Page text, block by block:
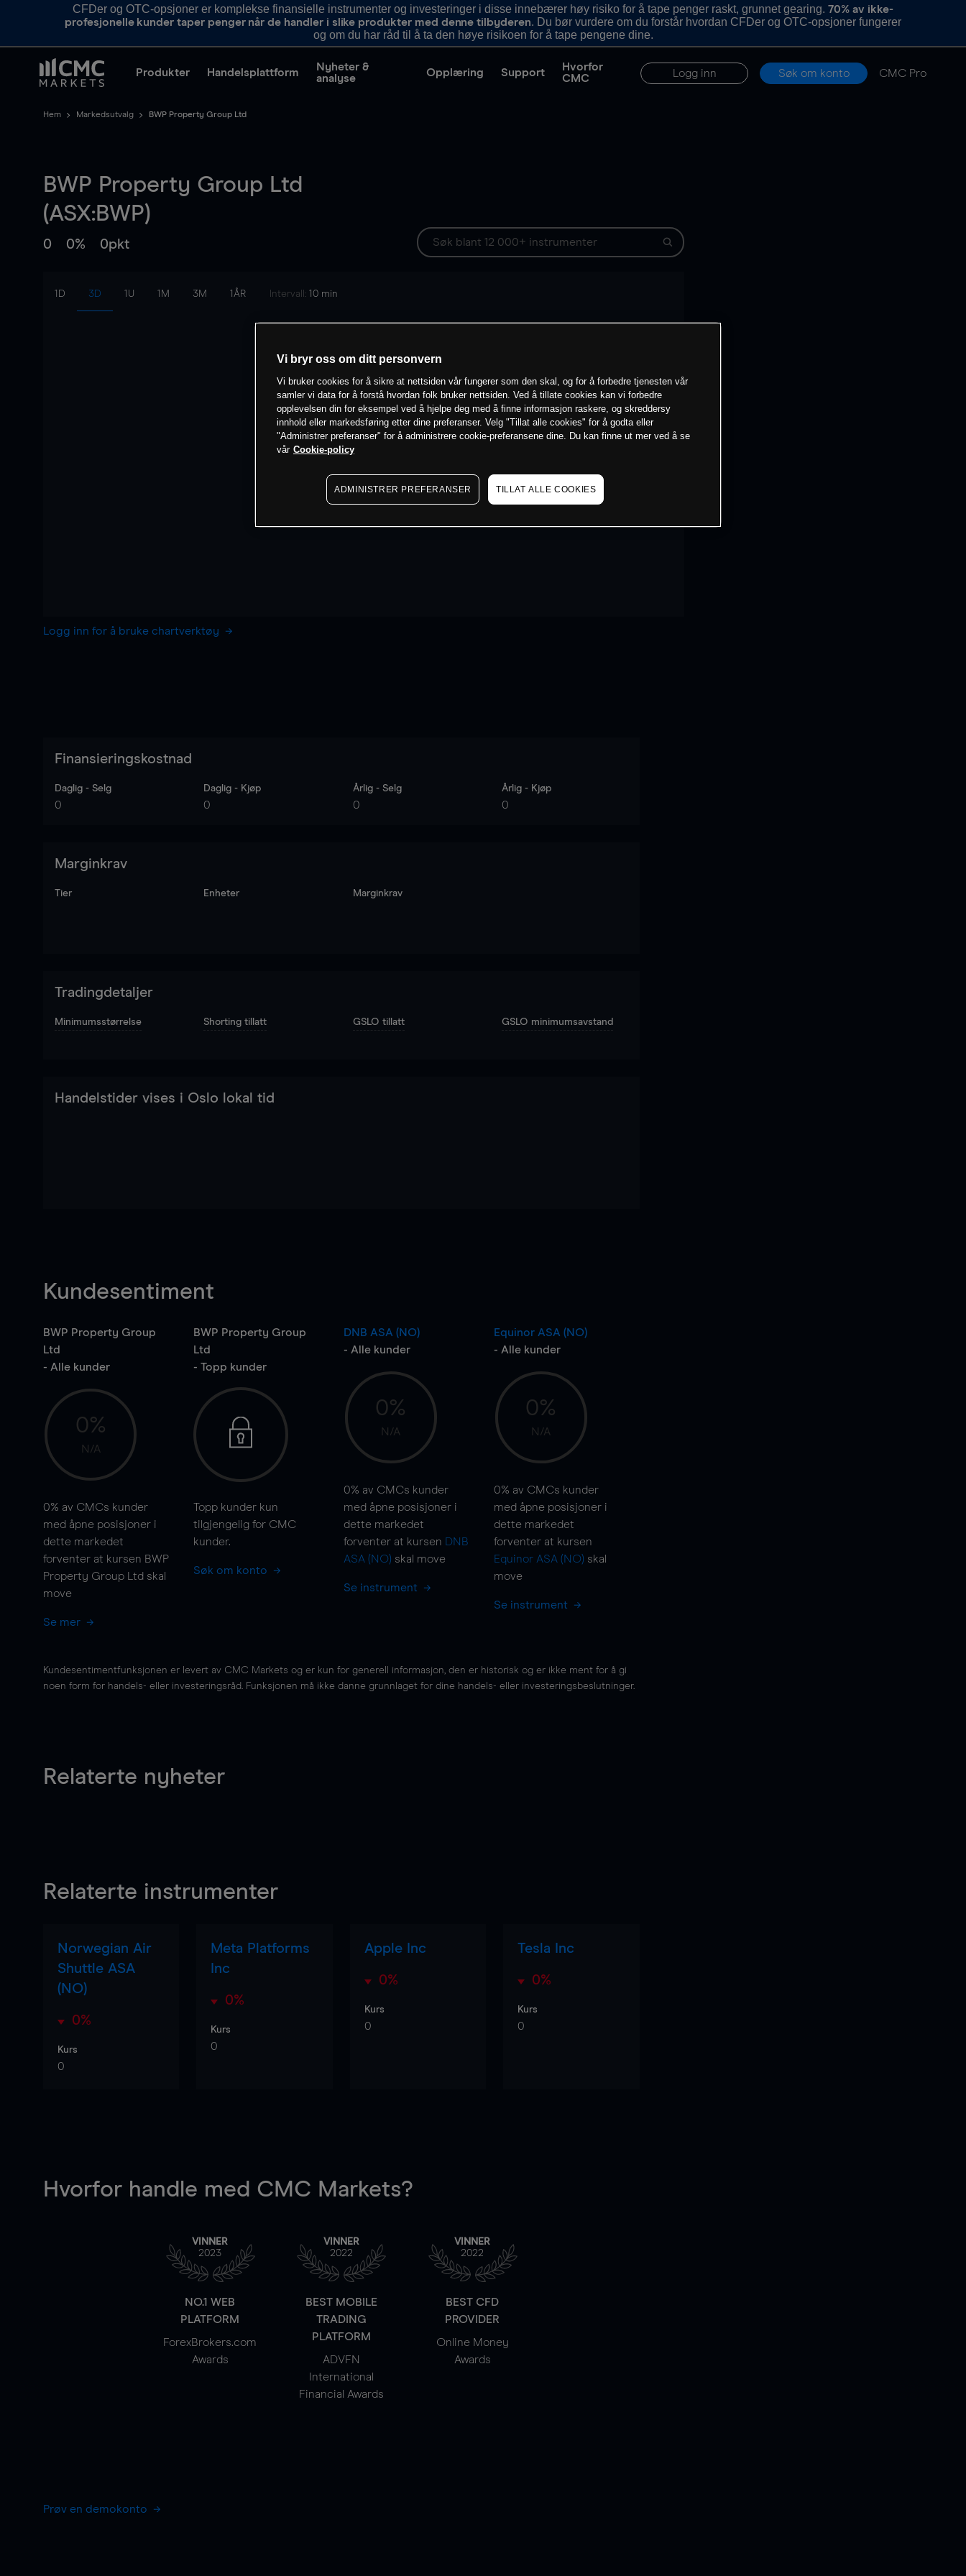
CFDer og OTC-opsjoner er komplekse finansielle instrumenter og investeringer i disse innebærer høy risiko for å tape penger raskt, grunnet gearing.70% av ikke-
profesjonelle kunder taper penger når de handler i slike produkter med denne tilbyderen. Du bør vurdere om du forstår hvordan CFDer og OTC-opsjoner fungerer
og om du har råd til å ta den høye risikoen for å tape pengene dine.
Produkter Handelsplattform
Nyheter &
analyse
Opplæring Support
Hvorfor
CMC
Logg inn Søk om konto CMC Pro
Hem Markedsutvalg BWP Property Group Ltd
BWP Property Group Ltd
(ASX:BWP)
0 0% 0pkt
1D 3D 1U 1M 3M 1ÅR Intervall: 10 min
Logg inn for å bruke chartverktøy
Finansieringskostnad
Daglig - Selg
0
Daglig - Kjøp
0
Årlig - Selg
0
Årlig - Kjøp
0
Marginkrav
Tier Enheter Marginkrav
Tradingdetaljer
Minimumsstørrelse Shorting tillatt GSLO tillatt GSLO minimumsavstand
Handelstider vises i Oslo lokal tid
Kundesentiment
BWP Property Group
Ltd
- Alle kunder
0%
N/A
0% av CMCs kunder
med åpne posisjoner i
dette markedet
forventer at kursen BWP
Property Group Ltd skal
move
Se mer
BWP Property Group
Ltd
- Topp kunder
Topp kunder kun
tilgjengelig for CMC
kunder.
Søk om konto
DNB ASA (NO)
- Alle kunder
0%
N/A
0% av CMCs kunder
med åpne posisjoner i
dette markedet
forventer at kursen DNB
ASA (NO) skal move
Se instrument
Equinor ASA (NO)
- Alle kunder
0%
N/A
0% av CMCs kunder
med åpne posisjoner i
dette markedet
forventer at kursen
Equinor ASA (NO) skal
move
Se instrument
Kundesentimentfunksjonen er levert av CMC Markets og er kun for generell informasjon, den er historisk og er ikke ment for å gi
noen form for handels- eller investeringsråd. Funksjonen må ikke danne grunnlaget for dine handels- eller investeringsbeslutninger.
Relaterte nyheter
Relaterte instrumenter
Norwegian Air
Shuttle ASA
(NO)
0%
Kurs
0
Meta Platforms
Inc
0%
Kurs
0
Apple Inc
0%
Kurs
0
Tesla Inc
0%
Kurs
0
Hvorfor handle med CMC Markets?
VINNER
2023
NO.1 WEB
PLATFORM
ForexBrokers.com
Awards
VINNER
2022
BEST MOBILE
TRADING
PLATFORM
ADVFN
International
Financial Awards
VINNER
2022
BEST CFD
PROVIDER
Online Money
Awards
Prøv en demokonto
Vi bryr oss om ditt personvern
Vi bruker cookies for å sikre at nettsiden vår fungerer som den skal, og for å forbedre tjenesten vår
samler vi data for å forstå hvordan folk bruker nettsiden. Ved å tillate cookies kan vi forbedre
opplevelsen din for eksempel ved å hjelpe deg med å finne informasjon raskere, og skreddersy
innhold eller markedsføring etter dine preferanser. Velg "Tillat alle cookies" for å godta eller
"Administrer preferanser" for å administrere cookie-preferansene dine. Du kan finne ut mer ved å se
vår Cookie-policy
ADMINISTRER PREFERANSER TILLAT ALLE COOKIES